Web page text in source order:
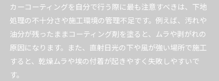
カーコーティングを自分で行う際に最も注意すべきは、下地
処理の不十分さや施工環境の管理不足です。例えば、汚れや
油分が残ったままコーティング剤を塗ると、ムラや剥がれの
原因になります。また、直射日光の下や風が強い場所で施工
すると、乾燥ムラや埃の付着が起きやすく失敗しやすいで
す。